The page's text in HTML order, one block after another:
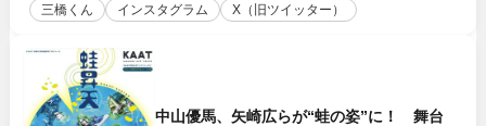
三橋くん インスタグラム X（旧ツイッター）
中山優馬、矢崎広らが“蛙の姿”に！ 舞台